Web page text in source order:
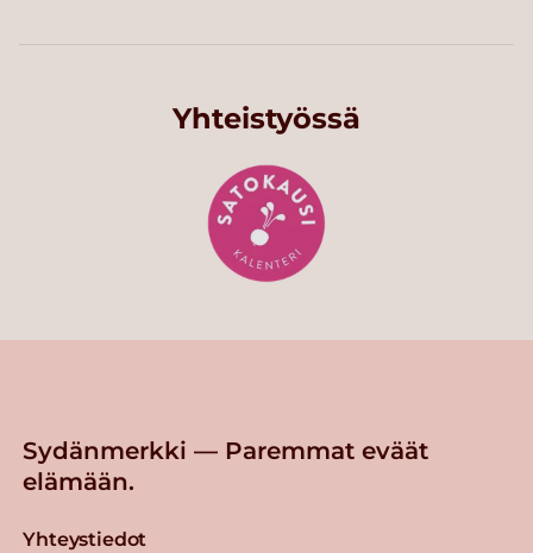
Yhteistyössä
Sydänmerkki — Paremmat eväät
elämään.
Yhteystiedot